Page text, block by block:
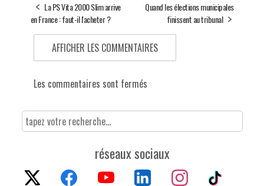
La PS Vita 2000 Slim arrive
en France : faut-il l'acheter ?
Quand les élections municipales
finissent au tribunal
AFFICHER LES COMMENTAIRES
Les commentaires sont fermés
réseaux sociaux